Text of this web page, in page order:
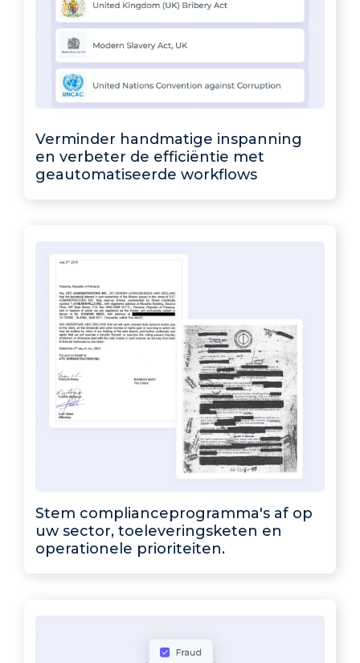
Verminder handmatige inspanning
en verbeter de efficiëntie met
geautomatiseerde workflows
Stem complianceprogramma's af op
uw sector, toeleveringsketen en
operationele prioriteiten.